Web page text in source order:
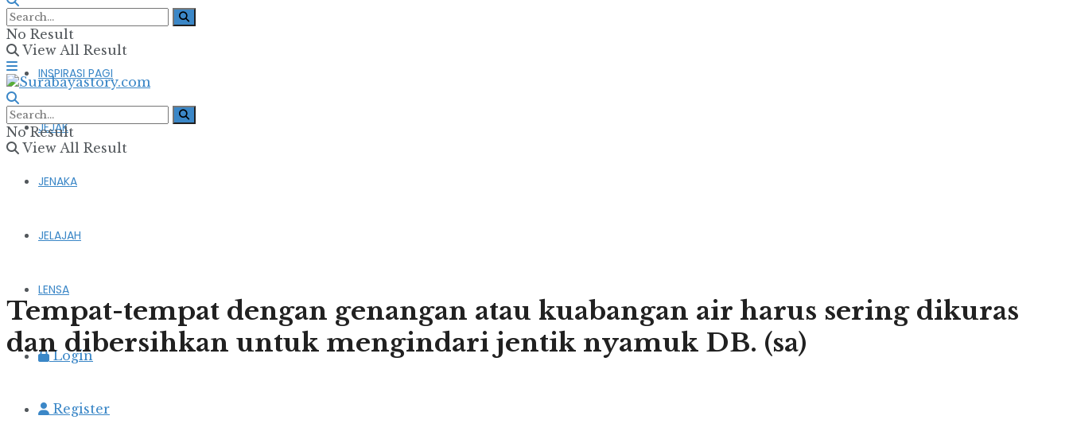
FIKSI & PUISI
INSPIRASI PAGI
JEJAK
JENAKA
JELAJAH
LENSA
Login
Register
No Result
View All Result
No Result
View All Result
Tempat-tempat dengan genangan atau kuabangan air harus sering dikuras
dan dibersihkan untuk mengindari jentik nyamuk DB. (sa)